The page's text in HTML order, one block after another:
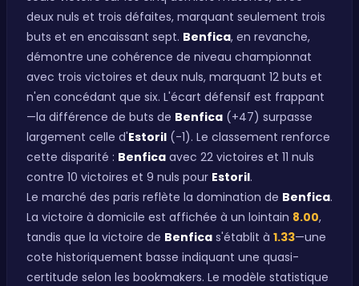
deux nuls et trois défaites, marquant seulement trois
buts et en encaissant sept. Benfica, en revanche,
démontre une cohérence de niveau championnat
avec trois victoires et deux nuls, marquant 12 buts et
n'en concédant que six. L'écart défensif est frappant
—la différence de buts de Benfica (+47) surpasse
largement celle d'Estoril (-1). Le classement renforce
cette disparité : Benfica avec 22 victoires et 11 nuls
contre 10 victoires et 9 nuls pour Estoril.
Le marché des paris reflète la domination de Benfica.
La victoire à domicile est affichée à un lointain 8.00,
tandis que la victoire de Benfica s'établit à 1.33—une
cote historiquement basse indiquant une quasi-
certitude selon les bookmakers. Le modèle statistique